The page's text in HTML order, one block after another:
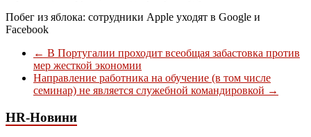
Побег из яблока: сотрудники Apple уходят в Google и
Facebook
← В Португалии проходит всеобщая забастовка против
мер жесткой экономии
Направление работника на обучение (в том числе
семинар) не является служебной командировкой →
HR-Новини